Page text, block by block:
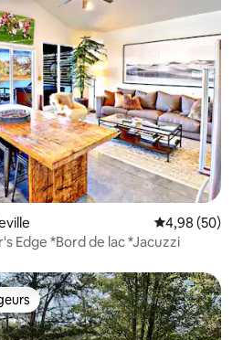
Évaluation
4,98 (50)
Edge *Bord de lac *Jacuzzi
les plus appréciés